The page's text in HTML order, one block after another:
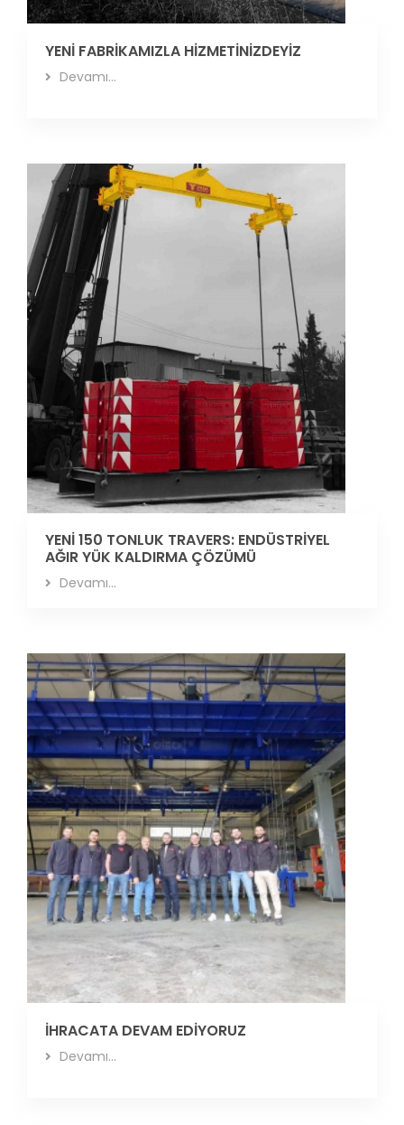
YENİ FABRİKAMIZLA HİZMETİNİZDEYİZ
Devamı...
YENİ 150 TONLUK TRAVERS: ENDÜSTRİYEL
AĞIR YÜK KALDIRMA ÇÖZÜMÜ
Devamı...
İHRACATA DEVAM EDİYORUZ
Devamı...